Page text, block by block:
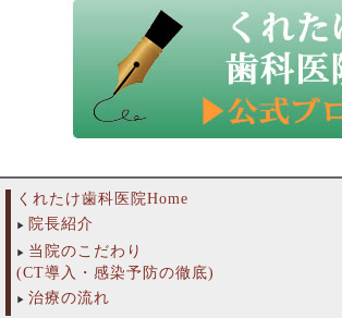
くれたけ歯科医院Home
院長紹介
当院のこだわり
(CT導入・感染予防の徹底)
治療の流れ